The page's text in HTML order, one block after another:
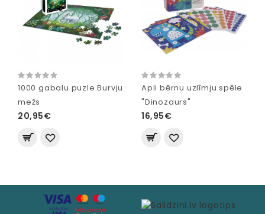
1000 gabalu puzle Burvju
mežs
20,95€
Apli bērnu uzlīmju spēle
"Dinozaurs"
16,95€